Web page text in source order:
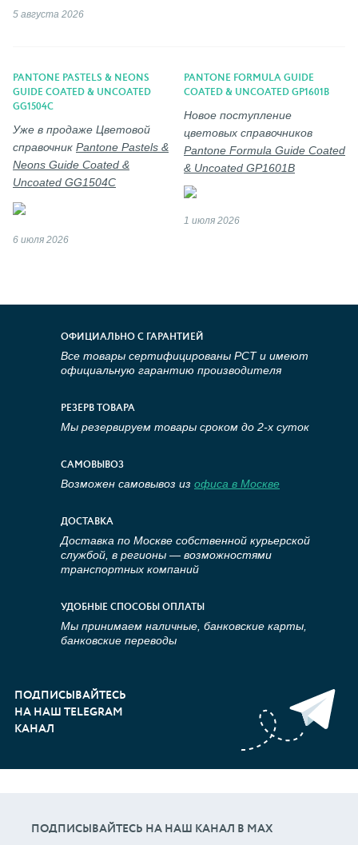
ОФИЦИАЛЬНО С ГАРАНТИЕЙ
Все товары сертифицированы РСТ и имеют
официальную гарантию производителя
РЕЗЕРВ ТОВАРА
Мы резервируем товары сроком до 2-х суток
САМОВЫВОЗ
Возможен самовывоз из офиса в Москве
ДОСТАВКА
Доставка по Москве собственной курьерской
службой, в регионы — возможностями
транспортных компаний
УДОБНЫЕ СПОСОБЫ ОПЛАТЫ
Мы принимаем наличные, банковские карты,
банковские переводы
ПОДПИСЫВАЙТЕСЬ
НА НАШ TELEGRAM
КАНАЛ
5 августа 2026
PANTONE PASTELS & NEONS
GUIDE COATED & UNCOATED
GG1504C
Уже в продаже Цветовой
справочник Pantone Pastels &
Neons Guide Coated &
Uncoated GG1504C
6 июля 2026
PANTONE FORMULA GUIDE
COATED & UNCOATED GP1601B
Новое поступление
цветовых справочников
Pantone Formula Guide Coated
& Uncoated GP1601B
1 июля 2026
ПОДПИСЫВАЙТЕСЬ НА НАШ КАНАЛ В МАХ